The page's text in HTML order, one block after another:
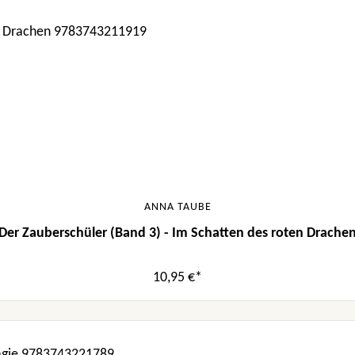
ANNA TAUBE
Zauberschüler (Band 3) - Im Schatten des roten
10,95 €*